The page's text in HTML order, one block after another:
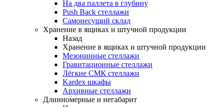
На два паллета в глубину
Push Back стеллажи
Самонесущий склад
Хранение в ящиках и штучной продукции
Назад
Хранение в ящиках и штучной продукции
Мезонинные стеллажи
Гравитационные стеллажи
Лёгкие СМК стеллажи
Kardex шкафы
Архивные стеллажи
Длинномерные и негабарит